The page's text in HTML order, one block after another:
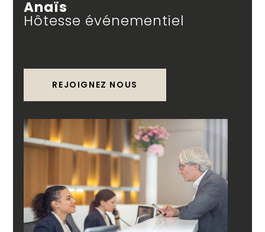
Anaïs
Hôtesse événementiel
REJOIGNEZ NOUS